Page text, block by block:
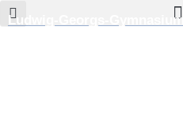
Zum
Ludwig-Georgs-Gymnasium